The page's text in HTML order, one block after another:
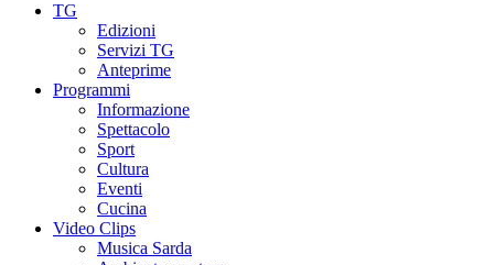
TG
Edizioni
Servizi TG
Anteprime
Programmi
Informazione
Spettacolo
Sport
Cultura
Eventi
Cucina
Video Clips
Musica Sarda